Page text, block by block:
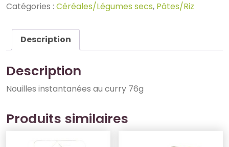
Catégories : Céréales/Légumes secs, Pâtes/Riz
Description
Description
Nouilles instantanées au curry 76g
Produits similaires